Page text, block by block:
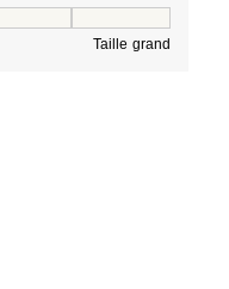
Taille grand